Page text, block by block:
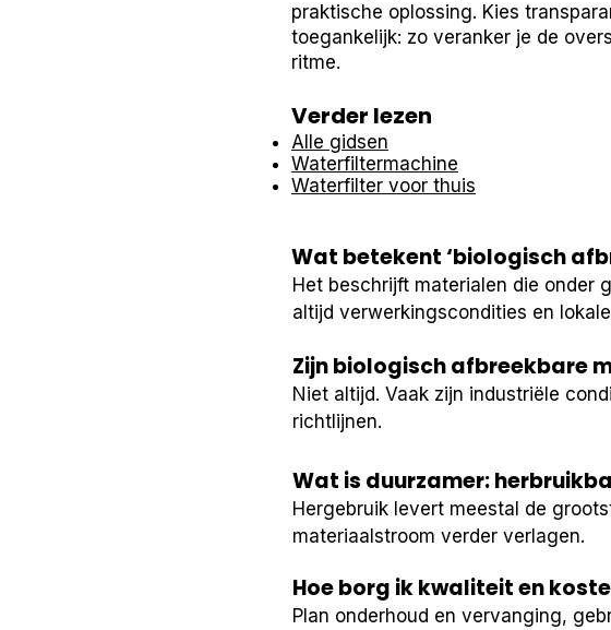
praktische oplossing. Kies
toegankelijk: zo veranker je de
ritme.
Verder lezen
Alle gidsen
Waterfiltermachine
Waterfilter voor thuis
Wat betekent ‘biologisch
Het beschrijft materialen die onder
altijd verwerkingscondities en
Zijn biologisch afbreekbare
Niet altijd. Vaak zijn industriële
richtlijnen.
Wat is duurzamer:
Hergebruik levert meestal de
materiaalstroom verder verlagen.
Hoe borg ik kwaliteit en
Plan onderhoud en vervanging,